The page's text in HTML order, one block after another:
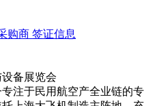
购商 签证信息
设备展览会
专注于民用航空产全业链的专